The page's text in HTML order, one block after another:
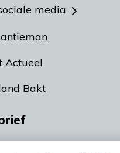
media
Actueel
Bakt
een gratis